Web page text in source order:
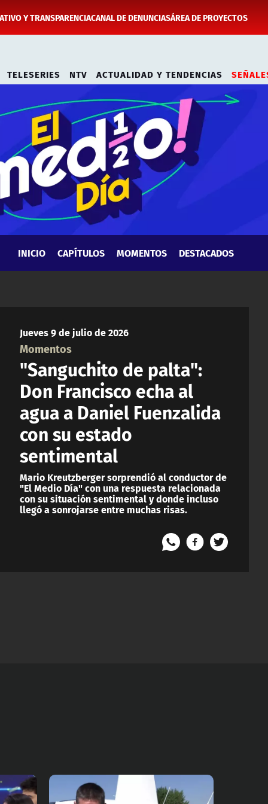
Y TRANSPARENCIACANAL DE DENUNCIASÁREA DE PROYECTOS
TELESERIES NTV ACTUALIDAD Y TENDENCIAS
INICIO CAPÍTULOS MOMENTOS DESTACADOS
Jueves 9 de julio de 2026
Momentos
"Sanguchito de palta":
Don Francisco echa al
agua a Daniel Fuenzalida
con su estado
sentimental
Mario Kreutzberger sorprendió al conductor de
"El Medio Día" con una respuesta relacionada
con su situación sentimental y donde incluso
llegó a sonrojarse entre muchas risas.